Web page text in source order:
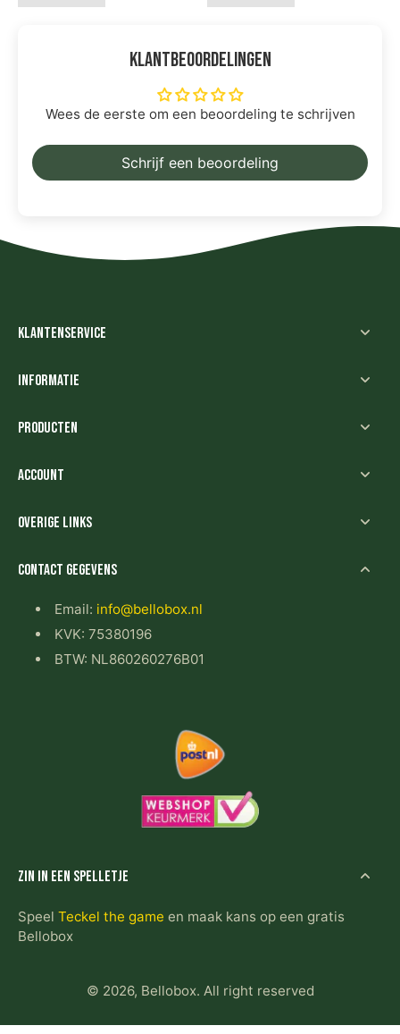
Klantbeoordelingen
Wees de eerste om een beoordeling te schrijven
Schrijf een beoordeling
Klantenservice
Informatie
Producten
Account
Overige links
Contact gegevens
Email: info@bellobox.nl
KVK: 75380196
BTW: NL860260276B01
Zin in een spelletje
Speel Teckel the game en maak kans op een gratis
Bellobox
© 2026, Bellobox. All right reserved